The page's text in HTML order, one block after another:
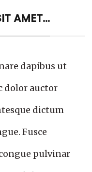
AMET...
dapibus ut
dolor auctor
dictum
Fusce
pulvinar